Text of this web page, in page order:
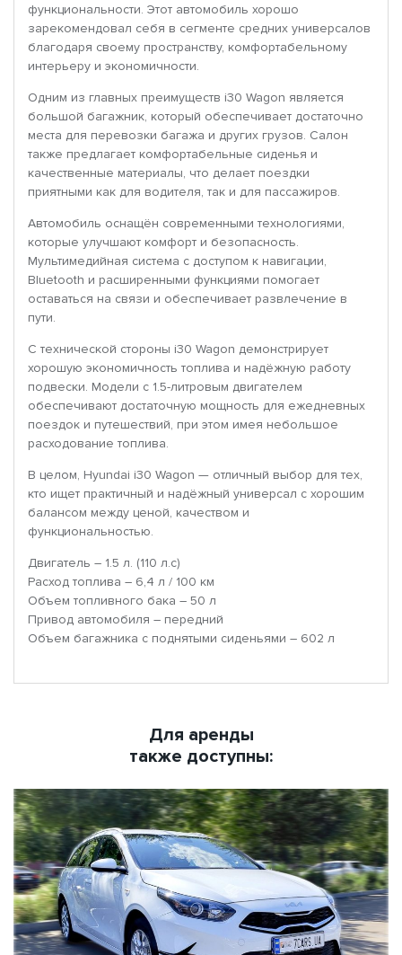
функциональности. Этот автомобиль хорошо
зарекомендовал себя в сегменте средних универсалов
благодаря своему пространству, комфортабельному
интерьеру и экономичности.
Одним из главных преимуществ i30 Wagon является
большой багажник, который обеспечивает достаточно
места для перевозки багажа и других грузов. Салон
также предлагает комфортабельные сиденья и
качественные материалы, что делает поездки
приятными как для водителя, так и для пассажиров.
Автомобиль оснащён современными технологиями,
которые улучшают комфорт и безопасность.
Мультимедийная система с доступом к навигации,
Bluetooth и расширенными функциями помогает
оставаться на связи и обеспечивает развлечение в
пути.
С технической стороны i30 Wagon демонстрирует
хорошую экономичность топлива и надёжную работу
подвески. Модели с 1.5-литровым двигателем
обеспечивают достаточную мощность для ежедневных
поездок и путешествий, при этом имея небольшое
расходование топлива.
В целом, Hyundai i30 Wagon — отличный выбор для тех,
кто ищет практичный и надёжный универсал с хорошим
балансом между ценой, качеством и
функциональностью.
Двигатель – 1.5 л. (110 л.с)
Расход топлива – 6,4 л / 100 км
Объем топливного бака – 50 л
Привод автомобиля – передний
Объем багажника с поднятыми сиденьями – 602 л
Для аренды
также доступны: